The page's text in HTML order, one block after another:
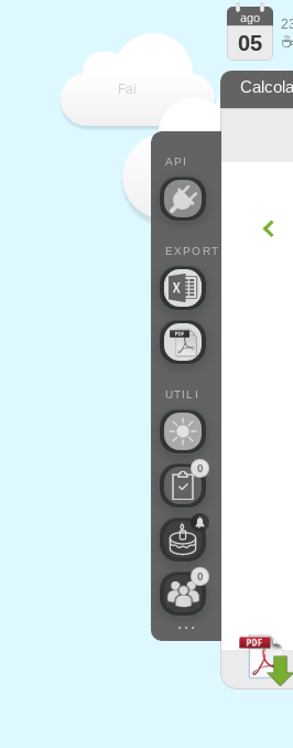
Fai
API
EXPORT
UTILI
0
0
...
ago
05 ☕